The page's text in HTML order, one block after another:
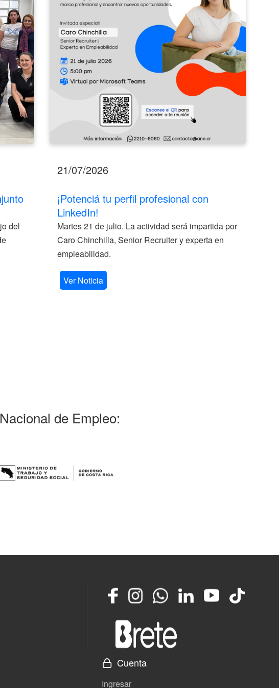
del
LinkedIn!
21/07/2026
¡Potenciá tu perfil profesional con
LinkedIn!
Martes 21 de julio. La actividad será impartida por
Caro Chinchilla, Senior Recruiter y experta en
empleabilidad.
Ver Noticia
de Empleo:
FacebookInstagramWhatsappLinkedInYouTube
TikTok
Cuenta
Ingresar